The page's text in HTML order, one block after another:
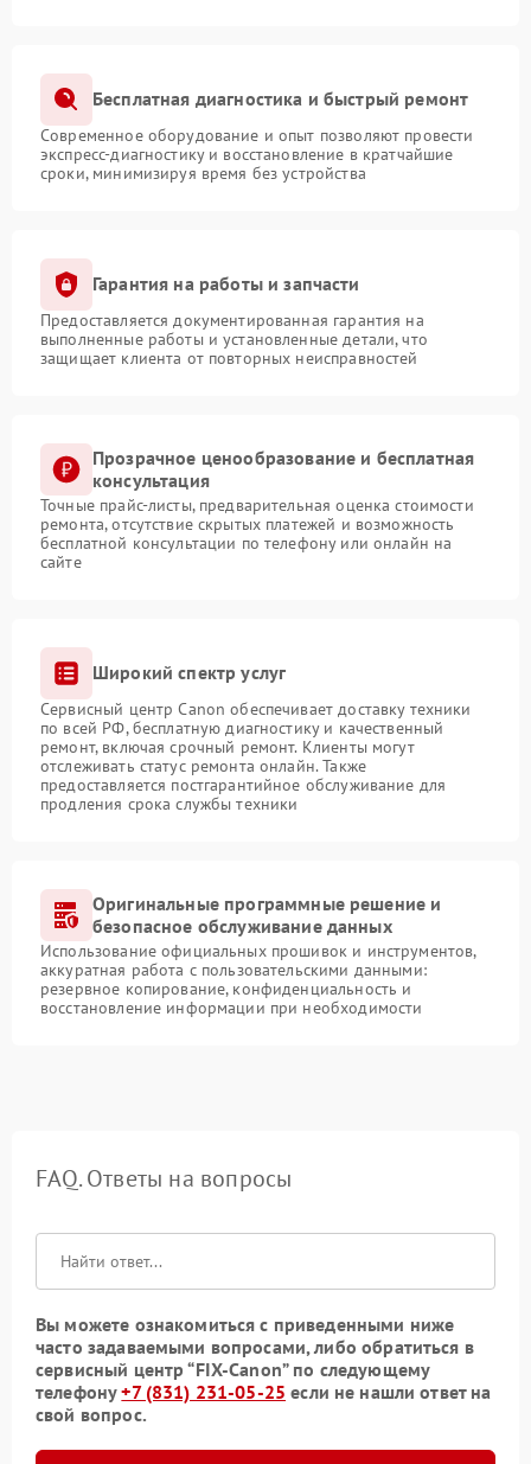
Бесплатная диагностика и быстрый ремонт
Современное оборудование и опыт позволяют провести
экспресс-диагностику и восстановление в кратчайшие
сроки, минимизируя время без устройства
Гарантия на работы и запчасти
Предоставляется документированная гарантия на
выполненные работы и установленные детали, что
защищает клиента от повторных неисправностей
Прозрачное ценообразование и бесплатная
консультация
Точные прайс-листы, предварительная оценка стоимости
ремонта, отсутствие скрытых платежей и возможность
бесплатной консультации по телефону или онлайн на
сайте
Широкий спектр услуг
Сервисный центр Canon обеспечивает доставку техники
по всей РФ, бесплатную диагностику и качественный
ремонт, включая срочный ремонт. Клиенты могут
отслеживать статус ремонта онлайн. Также
предоставляется постгарантийное обслуживание для
продления срока службы техники
Оригинальные программные решение и
безопасное обслуживание данных
Использование официальных прошивок и инструментов,
аккуратная работа с пользовательскими данными:
резервное копирование, конфиденциальность и
восстановление информации при необходимости
FAQ. Ответы на вопросы
Вы можете ознакомиться с приведенными ниже
часто задаваемыми вопросами, либо обратиться в
сервисный центр “FIX-Canon” по следующему
телефону+7 (831) 231-05-25 если не нашли ответ на
свой вопрос.